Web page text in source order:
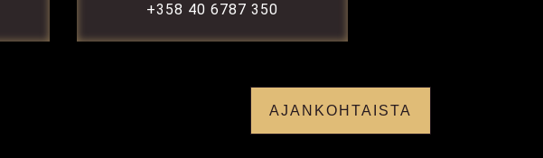
+358 40 6787 350
AJANKOHTAISTA